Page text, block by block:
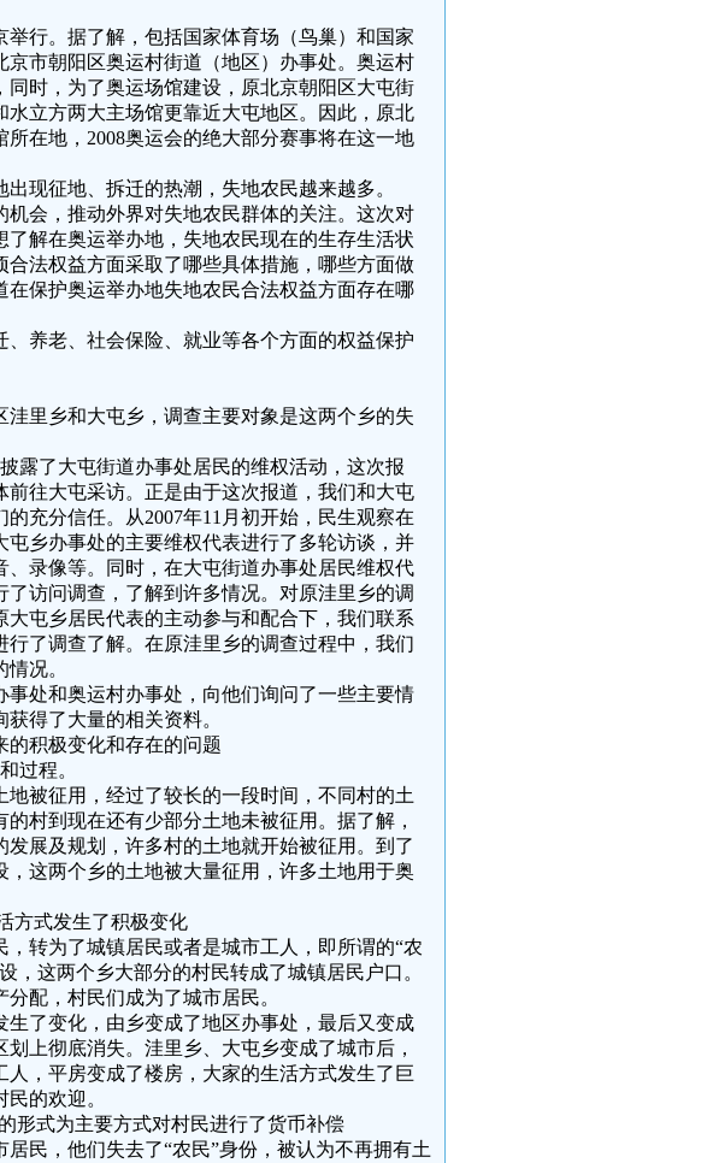
行。据了解，包括国家体育场（鸟巢）和国家
市朝阳区奥运村街道（地区）办事处。奥运村
时，为了奥运场馆建设，原北京朝阳区大屯街
立方两大主场馆更靠近大屯地区。因此，原北
在地，2008奥运会的绝大部分赛事将在这一地
现征地、拆迁的热潮，失地农民越来越多。
会，推动外界对失地农民群体的关注。这次对
解在奥运举办地，失地农民现在的生存生活状
法权益方面采取了哪些具体措施，哪些方面做
保护奥运举办地失地农民合法权益方面存在哪
养老、社会保险、就业等各个方面的权益保护
里乡和大屯乡，调查主要对象是这两个乡的失
露了大屯街道办事处居民的维权活动，这次报
往大屯采访。正是由于这次报道，我们和大屯
充分信任。从2007年11月初开始，民生观察在
乡办事处的主要维权代表进行了多轮访谈，并
录像等。同时，在大屯街道办事处居民维权代
访问调查，了解到许多情况。对原洼里乡的调
屯乡居民代表的主动参与和配合下，我们联系
行了调查了解。在原洼里乡的调查过程中，我们
况。
处和奥运村办事处，向他们询问了一些主要情
得了大量的相关资料。
的积极变化和存在的问题
过程。
被征用，经过了较长的一段时间，不同村的土
村到现在还有少部分土地未被征用。据了解，
展及规划，许多村的土地就开始被征用。到了
这两个乡的土地被大量征用，许多土地用于奥
方式发生了积极变化
转为了城镇居民或者是城市工人，即所谓的“农
，这两个乡大部分的村民转成了城镇居民户口。
配，村民们成为了城市居民。
了变化，由乡变成了地区办事处，最后又变成
上彻底消失。洼里乡、大屯乡变成了城市后，
，平房变成了楼房，大家的生活方式发生了巨
的欢迎。
形式为主要方式对村民进行了货币补偿
民，他们失去了“农民”身份，被认为不再拥有土